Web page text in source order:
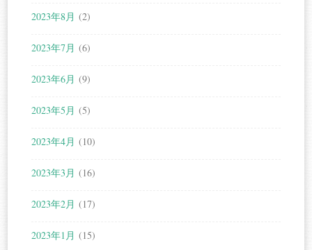
2023年8月 (2)
2023年7月 (6)
2023年6月 (9)
2023年5月 (5)
2023年4月 (10)
2023年3月 (16)
2023年2月 (17)
2023年1月 (15)